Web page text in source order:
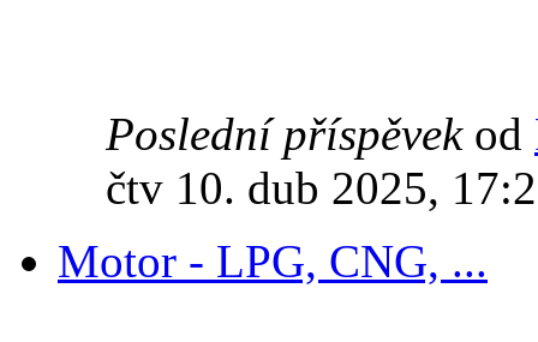
Poslední příspěvekod
čtv 10. dub 2025,
Motor - LPG, CNG, ...